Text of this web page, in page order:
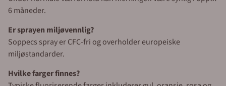
6 måneder.
Er sprayen miljøvennlig?
Soppecs spray er CFC-fri og overholder europeiske
miljøstandarder.
Hvilke farger finnes?